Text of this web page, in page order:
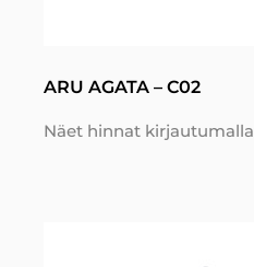
ARU AGATA – C02
Näet hinnat kirjautumalla